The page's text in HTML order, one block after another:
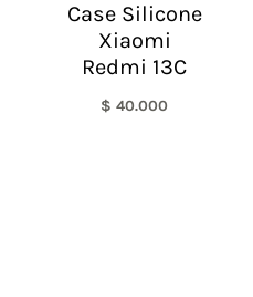
Case Silicone
Xiaomi
Redmi 13C
$ 40.000